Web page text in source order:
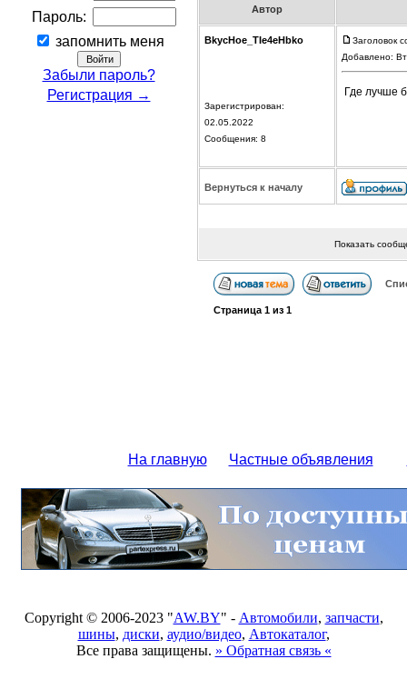
Пароль:
запомнить меня
Забыли пароль?
Регистрация →
Автор
BkycHoe_TIe4eHbko
Зарегистрирован:
02.05.2022
Сообщения: 8
Заголовок
Добавлено:
Где лучше
Вернуться к началу
Показать
Страница 1из 1
На главную Частные объявления
Copyright © 2006-2023 "AW.BY" - Автомобили, запчасти,
шины, диски, аудио/видео, Автокаталог,
Все права защищены. » Обратная связь «